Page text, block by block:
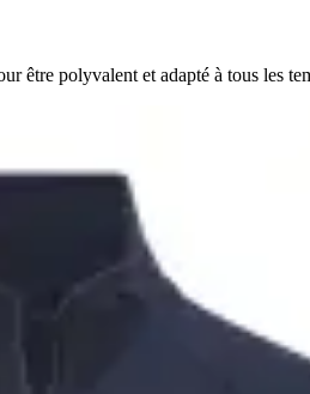
être polyvalent et adapté à tous les